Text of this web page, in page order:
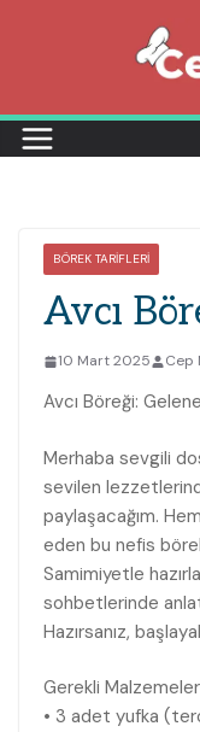
BÖREK TARIFLERI
Avcı
10 Mart 2025 Cep
Avcı Böreği:
Merhaba sevgili
sevilen
paylaşacağım.
eden bu nefis
Samimiyetle
sohbetlerinde
Hazırsanız,
Gerekli
• 3 adet yufka